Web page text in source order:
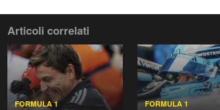
Articoli correlati
FORMULA 1 FORMULA 1